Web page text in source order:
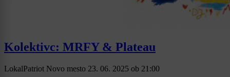
Kolektivc: MRFY & Plateau
LokalPatriot Novo mesto 23. 06. 2025 ob 21:00